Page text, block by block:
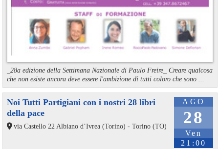
_28a edizione della Settimana Nazionale di Paulo Freire_ Creare qualcosa
che non esiste ancora deve essere l'ambizione di tutti coloro che sono ...
AGO
28
Ven
21:00
Noi Tutti Partigiani con i nostri 28 libri
della pace
via Castello 22 Albiano d’Ivrea (Torino) - Torino (TO)